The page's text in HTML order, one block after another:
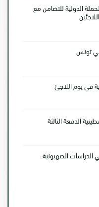
الدولية للتضامن مع
في تونس
في يوم اللاجئ
الدفعة الثالثة
الصهيونية.